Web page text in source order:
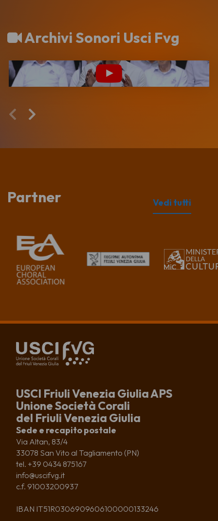
Archivi Sonori Usci Fvg
Partner Vedi tutti
USCI Friuli Venezia Giulia APS
Unione Società Corali
del Friuli Venezia Giulia
Sede e recapito postale
Via Altan, 83/4
33078 San Vito al Tagliamento (PN)
tel. +39 0434 875167
info@uscifvg.it
c.f. 91003200937
IBAN IT51R0306909606100000133246